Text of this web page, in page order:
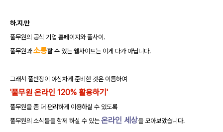
하.지.만
풀무원의 공식 기업 홈페이지와 풀사이.
풀무원과소통할 수 있는 웹사이트는 이게 다가 아닙니다.
그래서 풀반장이 야심차게 준비한 것은 이름하여
'풀무원 온라인 120% 활용하기'
풀무원을 좀 더 편리하게 이용하실 수 있도록
풀무원의 소식들을 함께 하실 수 있는 온라인 세상을 모아보았습니다.